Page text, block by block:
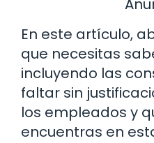
En este artículo,
que necesitas
incluyendo las
faltar sin
los empleados y
encuentras en